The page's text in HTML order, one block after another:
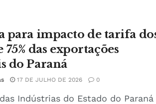
para impacto de tarifa
75% das exportações
do Paraná
17 DE JULHO DE 2026 0
Indústrias do Estado do Paraná